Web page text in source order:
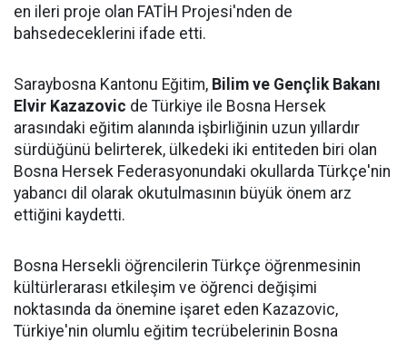
en ileri proje olan FATİH Projesi'nden de
bahsedeceklerini ifade etti.
Saraybosna Kantonu Eğitim, Bilim ve Gençlik Bakanı
Elvir Kazazovic de Türkiye ile Bosna Hersek
arasındaki eğitim alanında işbirliğinin uzun yıllardır
sürdüğünü belirterek, ülkedeki iki entiteden biri olan
Bosna Hersek Federasyonundaki okullarda Türkçe'nin
yabancı dil olarak okutulmasının büyük önem arz
ettiğini kaydetti.
Bosna Hersekli öğrencilerin Türkçe öğrenmesinin
kültürlerarası etkileşim ve öğrenci değişimi
noktasında da önemine işaret eden Kazazovic,
Türkiye'nin olumlu eğitim tecrübelerinin Bosna